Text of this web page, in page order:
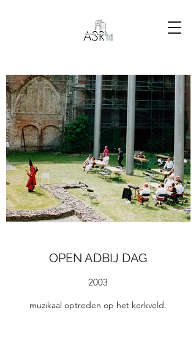
OPEN ADBIJ DAG
2003
muzikaal optreden op het kerkveld.